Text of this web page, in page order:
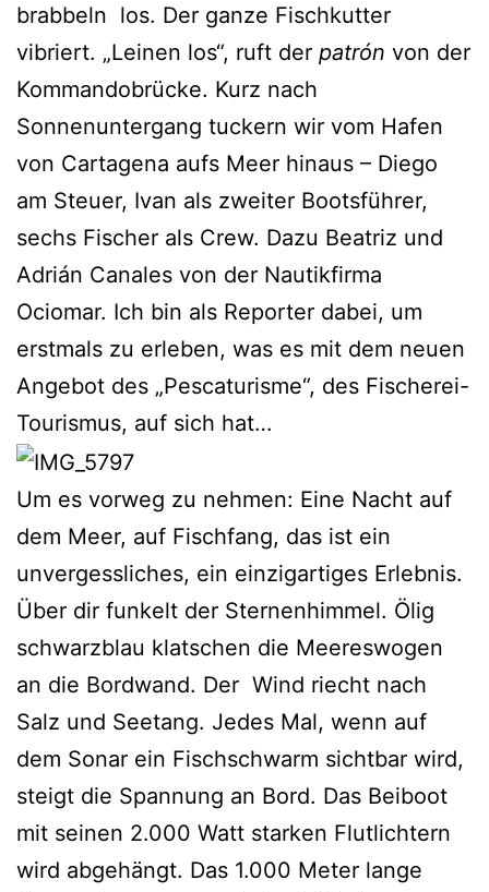
brabbeln los. Der ganze Fischkutter
vibriert. „Leinen los“, ruft der patrón von der
Kommandobrücke. Kurz nach
Sonnenuntergang tuckern wir vom Hafen
von Cartagena aufs Meer hinaus – Diego
am Steuer, Ivan als zweiter Bootsführer,
sechs Fischer als Crew. Dazu Beatriz und
Adrián Canales von der Nautikfirma
Ociomar. Ich bin als Reporter dabei, um
erstmals zu erleben, was es mit dem neuen
Angebot des „Pescaturisme“, des Fischerei-
Tourismus, auf sich hat…
Um es vorweg zu nehmen: Eine Nacht auf
dem Meer, auf Fischfang, das ist ein
unvergessliches, ein einzigartiges Erlebnis.
Über dir funkelt der Sternenhimmel. Ölig
schwarzblau klatschen die Meereswogen
an die Bordwand. Der Wind riecht nach
Salz und Seetang. Jedes Mal, wenn auf
dem Sonar ein Fischschwarm sichtbar wird,
steigt die Spannung an Bord. Das Beiboot
mit seinen 2.000 Watt starken Flutlichtern
wird abgehängt. Das 1.000 Meter lange